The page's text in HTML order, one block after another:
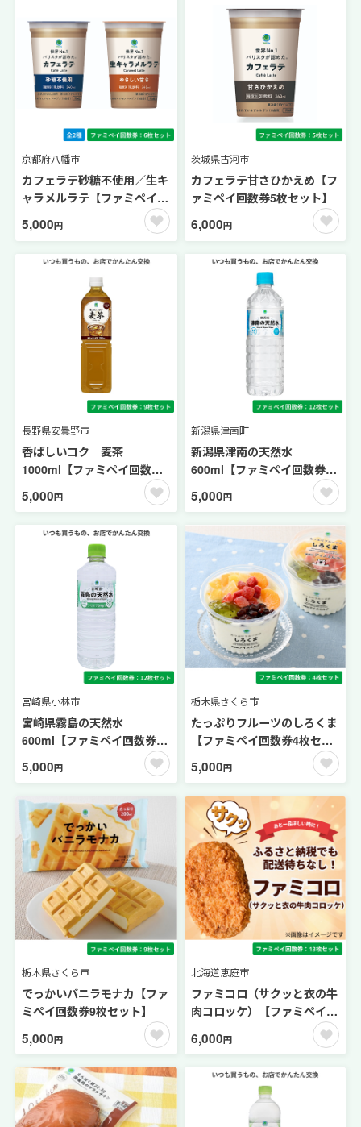
京都府八幡市
カフェラテ砂糖不使用／生キ
ャラメルラテ【ファミペイ回
5,000円
茨城県古河市
カフェラテ甘さひかえめ【フ
ァミペイ回数券5枚セット】
6,000円
長野県安曇野市
香ばしいコク 麦茶
1000ml【ファミペイ回数券9
5,000円
新潟県津南町
新潟県津南の天然水
600ml【ファミペイ回数券12
5,000円
宮崎県小林市
宮崎県霧島の天然水
600ml【ファミペイ回数券12
5,000円
栃木県さくら市
たっぷりフルーツのしろくま
【ファミペイ回数券4枚セッ
5,000円
栃木県さくら市
でっかいバニラモナカ【ファ
ミペイ回数券9枚セット】
5,000円
北海道恵庭市
ファミコロ（サクッと衣の牛
肉コロッケ）【ファミペイ回
6,000円